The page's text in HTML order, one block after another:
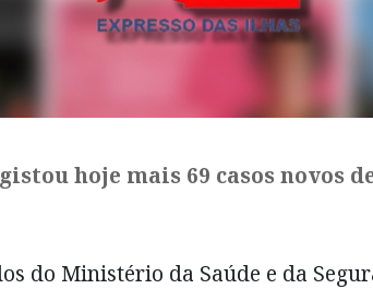
hoje mais 69 casos novos
do Ministério da Saúde e da